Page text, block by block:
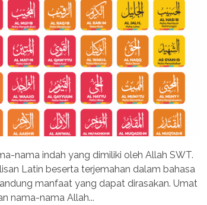
nama indah yang dimiliki oleh Allah SWT.
Latin beserta terjemahan dalam bahasa
manfaat yang dapat dirasakan. Umat
nama-nama Allah...